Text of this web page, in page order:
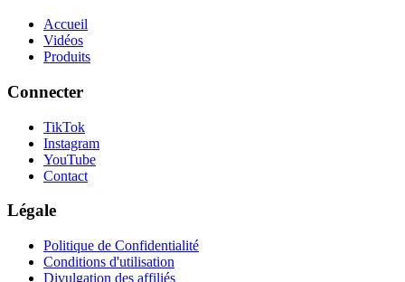
Accueil
Vidéos
Produits
Connecter
TikTok
Instagram
YouTube
Contact
Légale
Politique de Confidentialité
Conditions d'utilisation
Divulgation des affiliés